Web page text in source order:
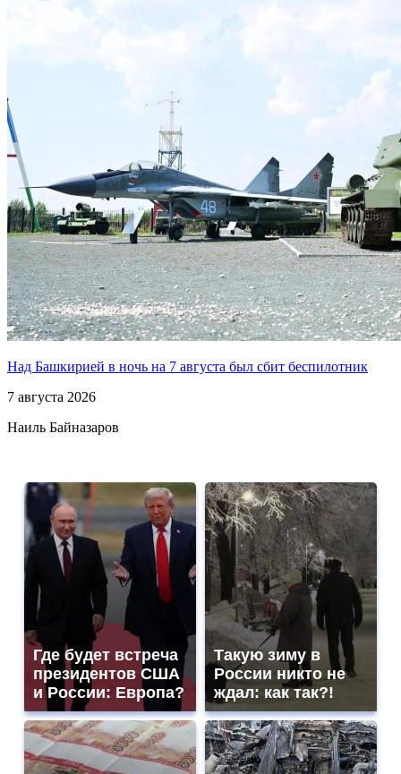
Над Башкирией в ночь на 7 августа был сбит беспилотник
7 августа 2026
Наиль Байназаров
Где будет встреча
президентов США
и России: Европа?
Такую зиму в
России никто не
ждал: как так?!